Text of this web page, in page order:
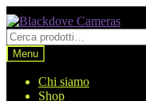
Vai
alla
navigazione
Vai
al
contenuto
Cerca:
Menu
Chi siamo
Shop